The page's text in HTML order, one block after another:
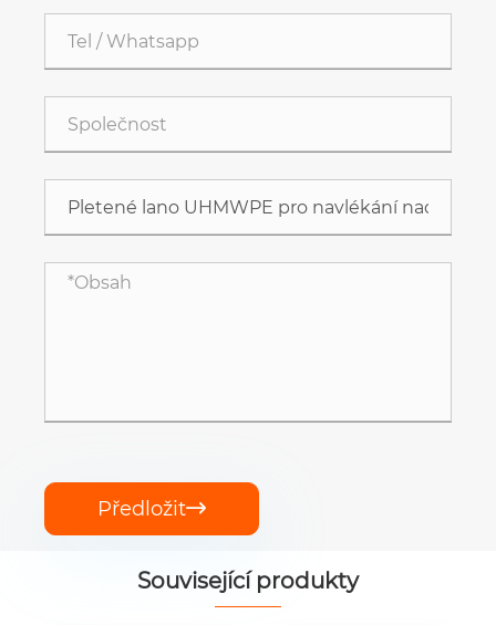
Předložit
Související produkty